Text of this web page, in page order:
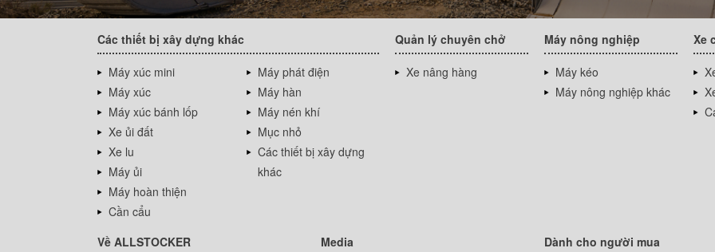
Các thiết bị xây dựng khác
Máy xúc mini
Máy xúc
Máy xúc bánh lốp
Xe ủi đất
Xe lu
Máy ủi
Máy hoàn thiện
Cần cẩu
Máy phát điện
Máy hàn
Máy nén khí
Mục nhỏ
Các thiết bị xây dựng
khác
Quản lý chuyên chở
Xe nâng hàng
Máy nông nghiệp
Máy kéo
Máy nông nghiệp khác
Xe
Về ALLSTOCKER Media Dành cho người mua